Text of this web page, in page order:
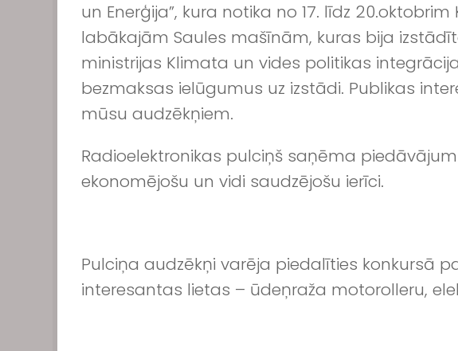
un Enerģija”, kura notika no 17. līdz
labākajām Saules mašīnām, kuras bija
ministrijas Klimata un vides politikas
bezmaksas ielūgumus uz izstādi. Publikas
mūsu audzēkņiem.
Radioelektronikas pulciņš saņēma
ekonomējošu un vidi saudzējošu ierīci.
Pulciņa audzēkņi varēja piedalīties konkursā
interesantas lietas – ūdeņraža motorolleru,